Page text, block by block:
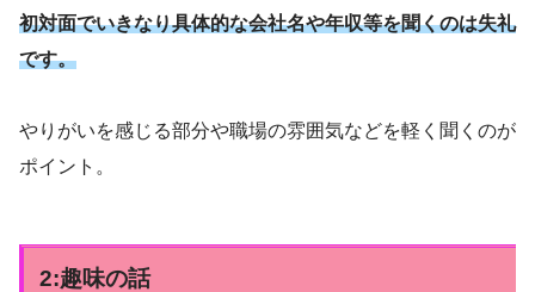
初対面でいきなり具体的な会社名や年収等を聞くのは失礼
です。
やりがいを感じる部分や職場の雰囲気などを軽く聞くのが
ポイント。
2:趣味の話